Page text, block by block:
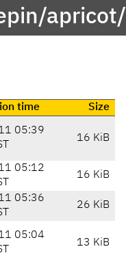
time
Size
05:39
16 KiB
05:12
16 KiB
05:36
26 KiB
05:04
13 KiB